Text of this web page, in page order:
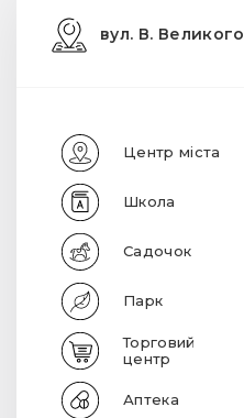
вул. В. Великого
Центр міста
Школа
Садочок
Парк
Торговий
центр
Аптека